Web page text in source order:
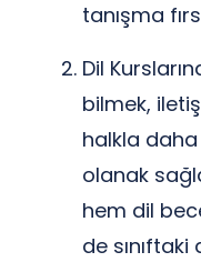
tanışma
Dil
bilmek,
halkla daha
olanak
hem dil
de